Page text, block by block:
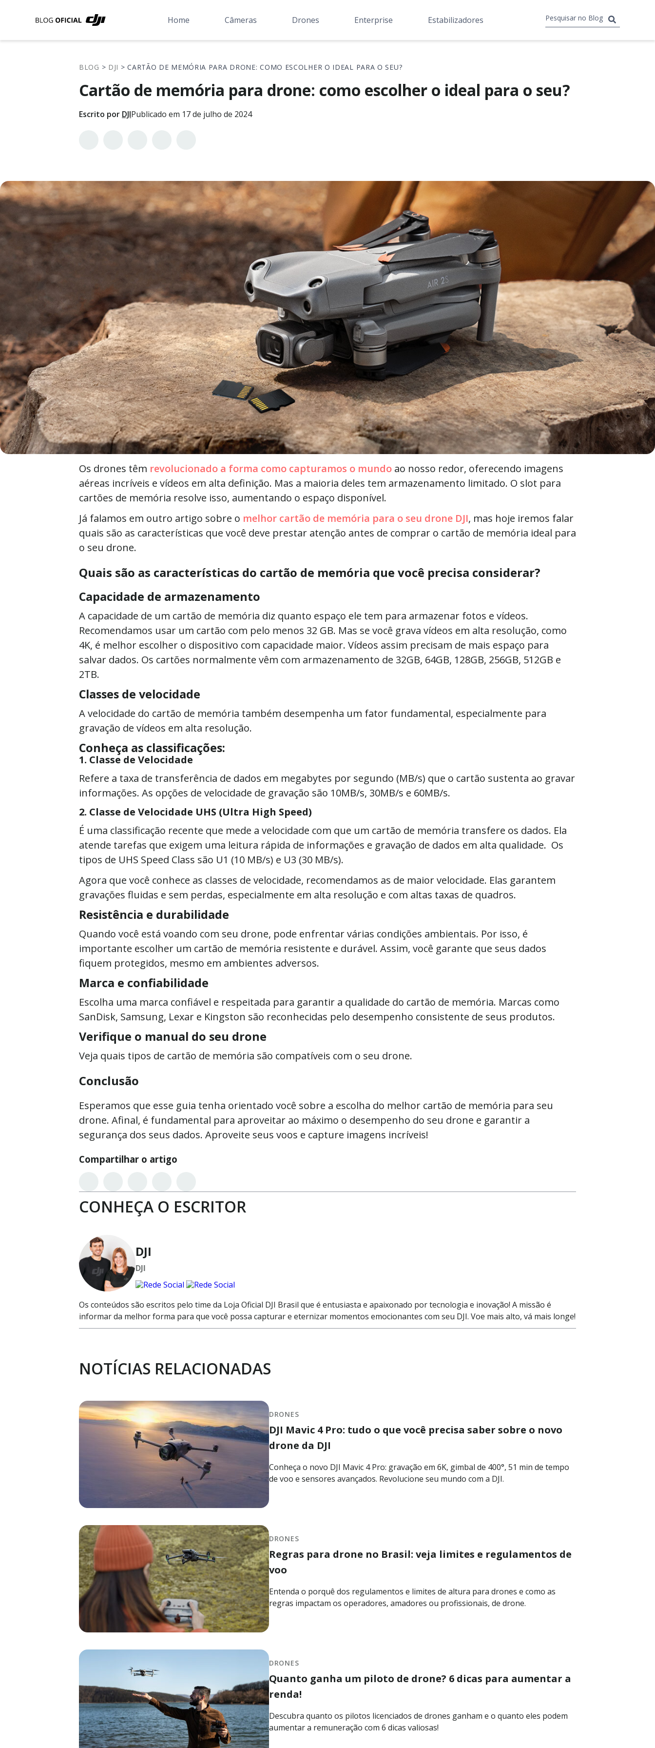
Home Câmeras Drones Enterprise Estabilizadores
BLOG > DJI > CARTÃO DE MEMÓRIA PARA DRONE: COMO ESCOLHER O IDEAL PARA O SEU?
Cartão de memória para drone: como escolher o ideal para o seu?
Escrito por DJIPublicado em 17 de julho de 2024
Os drones têm revolucionado a forma como capturamos o mundo ao nosso redor, oferecendo imagens
aéreas incríveis e vídeos em alta definição. Mas a maioria deles tem armazenamento limitado. O slot para
cartões de memória resolve isso, aumentando o espaço disponível.
Já falamos em outro artigo sobre o melhor cartão de memória para o seu drone DJI, mas hoje iremos falar
quais são as características que você deve prestar atenção antes de comprar o cartão de memória ideal para
o seu drone.
Quais são as características do cartão de memória que você precisa considerar?
Capacidade de armazenamento
A capacidade de um cartão de memória diz quanto espaço ele tem para armazenar fotos e vídeos.
Recomendamos usar um cartão com pelo menos 32 GB. Mas se você grava vídeos em alta resolução, como
4K, é melhor escolher o dispositivo com capacidade maior. Vídeos assim precisam de mais espaço para
salvar dados. Os cartões normalmente vêm com armazenamento de 32GB, 64GB, 128GB, 256GB, 512GB e
2TB.
Classes de velocidade
A velocidade do cartão de memória também desempenha um fator fundamental, especialmente para
gravação de vídeos em alta resolução.
Conheça as classificações:
1. Classe de Velocidade
Refere a taxa de transferência de dados em megabytes por segundo (MB/s) que o cartão sustenta ao gravar
informações. As opções de velocidade de gravação são 10MB/s, 30MB/s e 60MB/s.
2. Classe de Velocidade UHS (Ultra High Speed)
É uma classificação recente que mede a velocidade com que um cartão de memória transfere os dados. Ela
atende tarefas que exigem uma leitura rápida de informações e gravação de dados em alta qualidade. Os
tipos de UHS Speed Class são U1 (10 MB/s) e U3 (30 MB/s).
Agora que você conhece as classes de velocidade, recomendamos as de maior velocidade. Elas garantem
gravações fluidas e sem perdas, especialmente em alta resolução e com altas taxas de quadros.
Resistência e durabilidade
Quando você está voando com seu drone, pode enfrentar várias condições ambientais. Por isso, é
importante escolher um cartão de memória resistente e durável. Assim, você garante que seus dados
fiquem protegidos, mesmo em ambientes adversos.
Marca e confiabilidade
Escolha uma marca confiável e respeitada para garantir a qualidade do cartão de memória. Marcas como
SanDisk, Samsung, Lexar e Kingston são reconhecidas pelo desempenho consistente de seus produtos.
Verifique o manual do seu drone
Veja quais tipos de cartão de memória são compatíveis com o seu drone.
Conclusão
Esperamos que esse guia tenha orientado você sobre a escolha do melhor cartão de memória para seu
drone. Afinal, é fundamental para aproveitar ao máximo o desempenho do seu drone e garantir a
segurança dos seus dados. Aproveite seus voos e capture imagens incríveis!
Compartilhar o artigo
CONHEÇA O ESCRITOR
DJI
DJI
Os conteúdos são escritos pelo time da Loja Oficial DJI Brasil que é entusiasta e apaixonado por tecnologia e inovação! A missão é
informar da melhor forma para que você possa capturar e eternizar momentos emocionantes com seu DJI. Voe mais alto, vá mais longe!
NOTÍCIAS RELACIONADAS
DRONES
DJI Mavic 4 Pro: tudo o que você precisa saber sobre o novo
drone da DJI
Conheça o novo DJI Mavic 4 Pro: gravação em 6K, gimbal de 400°, 51 min de tempo
de voo e sensores avançados. Revolucione seu mundo com a DJI.
DRONES
Regras para drone no Brasil: veja limites e regulamentos de
voo
Entenda o porquê dos regulamentos e limites de altura para drones e como as
regras impactam os operadores, amadores ou profissionais, de drone.
DRONES
Quanto ganha um piloto de drone? 6 dicas para aumentar a
renda!
Descubra quanto os pilotos licenciados de drones ganham e o quanto eles podem
aumentar a remuneração com 6 dicas valiosas!